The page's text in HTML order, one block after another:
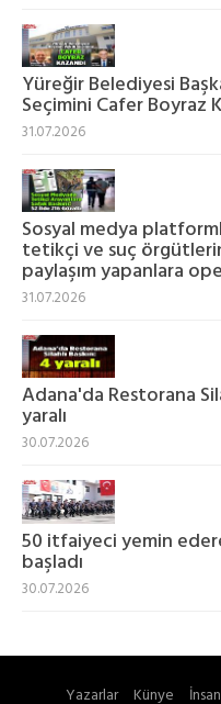
Yüreğir Belediyesi
Seçimini Cafer Boyraz
31.07.2026
Sosyal medya
tetikçi ve suç
paylaşım yapanlara
31.07.2026
Adana'da Restorana
yaralı
30.07.2026
50 itfaiyeci yemin
başladı
30.07.2026
Yazarlar Künye